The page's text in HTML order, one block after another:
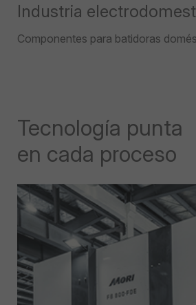
Industria
Componentes para batidoras
Tecnología punta
en cada proceso